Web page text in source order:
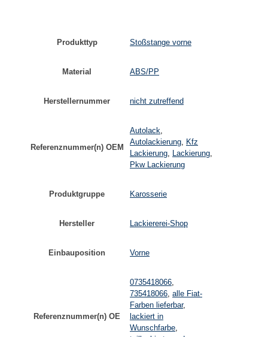
Produkttyp Stoßstange vorne
Material ABS/PP
Herstellernummer nicht zutreffend
Referenznummer(n) OEM
Autolack,
Autolackierung, Kfz
Lackierung, Lackierung,
Pkw Lackierung
Produktgruppe Karosserie
Hersteller Lackiererei-Shop
Einbauposition Vorne
Referenznummer(n) OE
0735418066,
735418066, alle Fiat-
Farben lieferbar,
lackiert in
Wunschfarbe,